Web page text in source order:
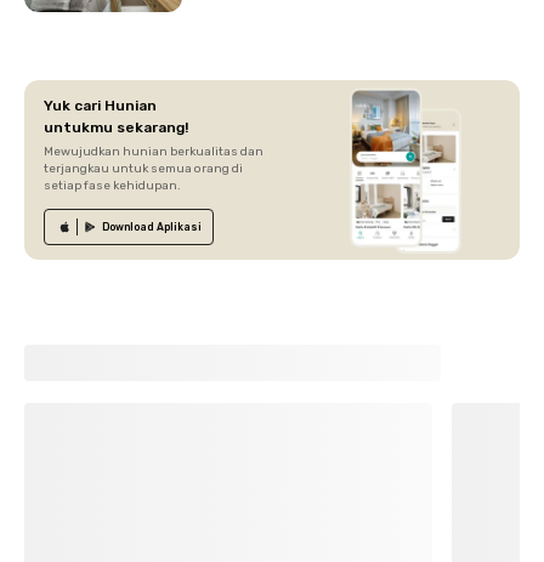
Yuk cari Hunian
untukmu sekarang!
Mewujudkan hunian berkualitas dan
terjangkau untuk semua orang di
setiap fase kehidupan.
Download Aplikasi